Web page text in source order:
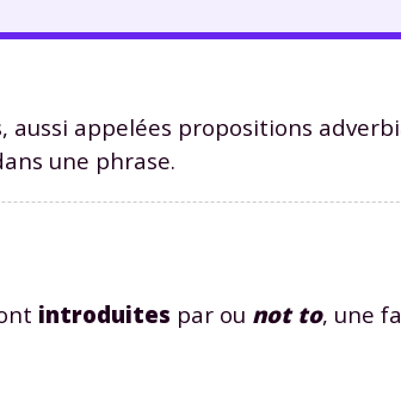
appelées propositions
une phrase.
introduites par ou not to, une